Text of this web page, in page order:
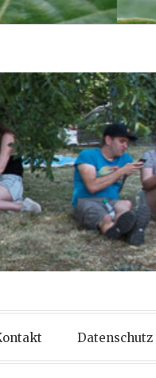
Datenschutz